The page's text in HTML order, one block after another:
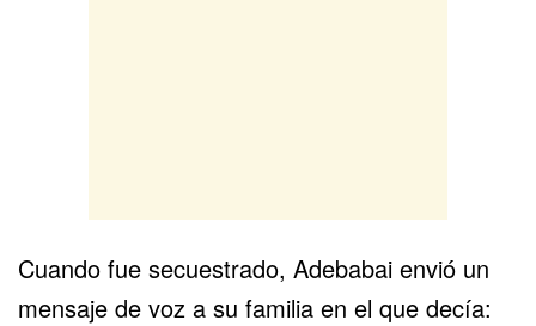
Cuando fue secuestrado, Adebabai envió un
mensaje de voz a su familia en el que decía: